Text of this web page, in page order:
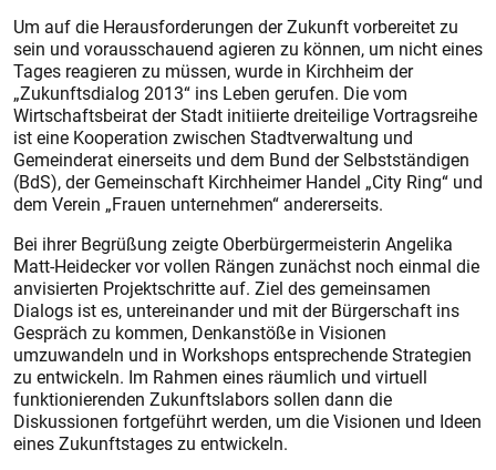
Um auf die Herausforderungen der Zukunft vorbereitet zu
sein und vorausschauend agieren zu können, um nicht eines
Tages reagieren zu müssen, wurde in Kirchheim der
„Zukunftsdialog 2013“ ins Leben gerufen. Die vom
Wirtschaftsbeirat der Stadt initiierte dreiteilige Vortragsreihe
ist eine Kooperation zwischen Stadtverwaltung und
Gemeinderat einerseits und dem Bund der Selbstständigen
(BdS), der Gemeinschaft Kirchheimer Handel „City Ring“ und
dem Verein „Frauen unternehmen“ andererseits.
Bei ihrer Begrüßung zeigte Oberbürgermeisterin Angelika
Matt-Heidecker vor vollen Rängen zunächst noch einmal die
anvisierten Projektschritte auf. Ziel des gemeinsamen
Dialogs ist es, untereinander und mit der Bürgerschaft ins
Gespräch zu kommen, Denkanstöße in Visionen
umzuwandeln und in Workshops entsprechende Strategien
zu entwickeln. Im Rahmen eines räumlich und virtuell
funktionierenden Zukunftslabors sollen dann die
Diskussionen fortgeführt werden, um die Visionen und Ideen
eines Zukunftstages zu entwickeln.